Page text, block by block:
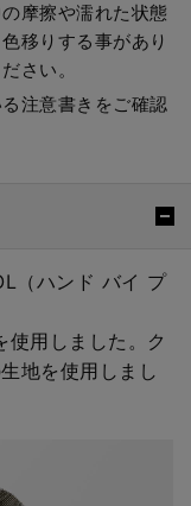
摩擦や濡れた状態
移りする事があり
さい。
注意書きをご確認
（ハンド バイ プ
用しました。ク
地を使用しまし